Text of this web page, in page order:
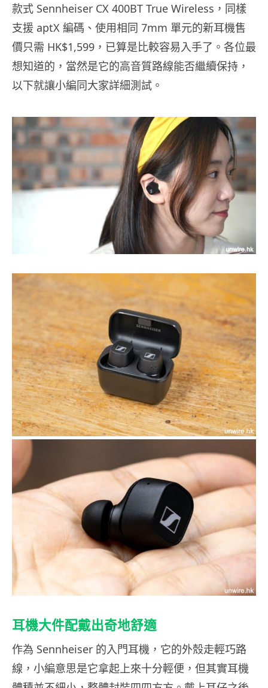
款式 Sennheiser CX 400BT True Wireless，同樣
支援 aptX 編碼、使用相同 7mm 單元的新耳機售
價只需 HK$1,599，已算是比較容易入手了。各位最
想知道的，當然是它的高音質路線能否繼續保持，
以下就讓小編同大家詳細測試。
耳機大件配戴出奇地舒適
作為 Sennheiser 的入門耳機，它的外殼走輕巧路
線，小編意思是它拿起上來十分輕便，但其實耳機